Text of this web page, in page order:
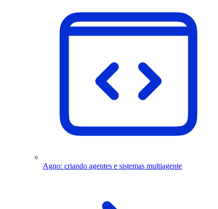
Agno: criando agentes e sistemas multiagente